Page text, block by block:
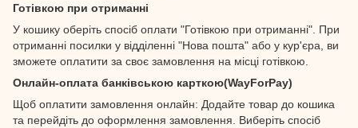
Готівкою при отриманні
У кошику оберіть спосіб оплати "Готівкою при отриманні". При
отриманні посилки у відділенні "Нова пошта" або у кур'єра, ви
зможете оплатити за своє замовлення на місці готівкою.
Онлайн-оплата банківською карткою(WayForPay)
Щоб оплатити замовлення онлайн: Додайте товар до кошика
та перейдіть до оформлення замовлення. Виберіть спосіб